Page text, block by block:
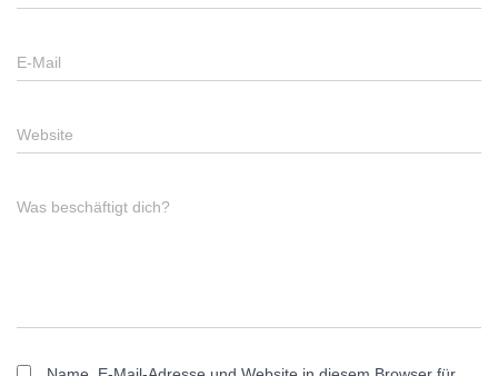
E-Mail
Website
Was beschäftigt dich?